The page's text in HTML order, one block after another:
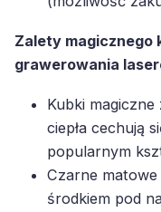
Zalety magicznego
grawerowania
Kubki magiczne
ciepła cechują
popularnym
Czarne
środkiem pod